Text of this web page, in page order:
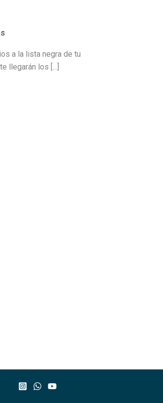
a la lista negra de tu
llegarán los [...]